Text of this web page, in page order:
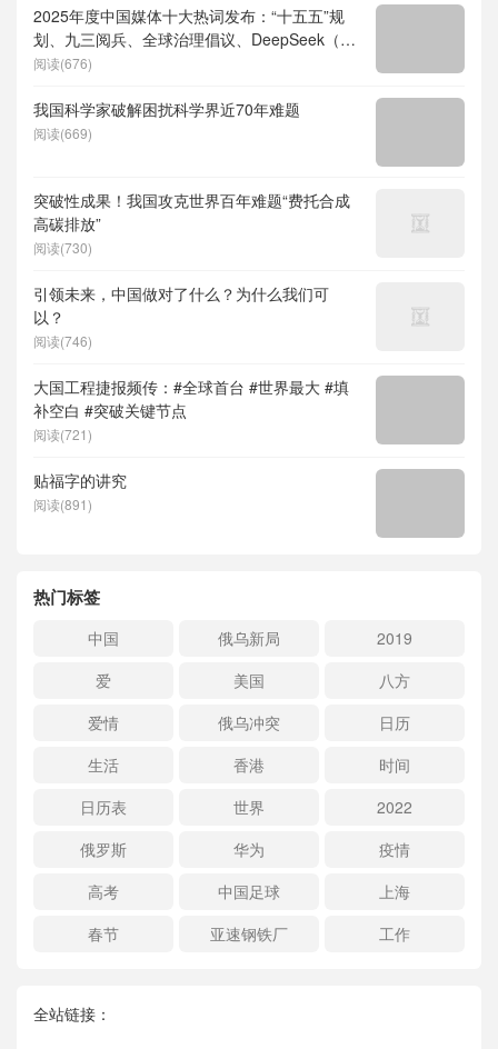
2025年度中国媒体十大热词发布：“十五五”规
划、九三阅兵、全球治理倡议、DeepSeek（深
度求索）、人形机器人、苏超、票根经济、育
阅读(676)
我国科学家破解困扰科学界近70年难题
阅读(669)
突破性成果！我国攻克世界百年难题“费托合成
高碳排放”
阅读(730)
引领未来，中国做对了什么？为什么我们可
以？
阅读(746)
大国工程捷报频传：#全球首台 #世界最大 #填
补空白 #突破关键节点
阅读(721)
贴福字的讲究
阅读(891)
热门标签
中国 俄乌新局
2019
爱
美国
八方
爱情
俄乌冲突
日历
生活
香港
时间
日历表
世界
2022
俄罗斯
华为
疫情
高考
中国足球
上海
春节
亚速钢铁厂 工作
全站链接：